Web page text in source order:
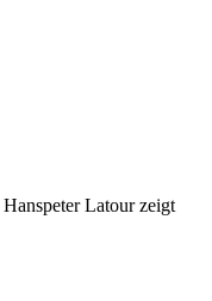
Latour zeigt